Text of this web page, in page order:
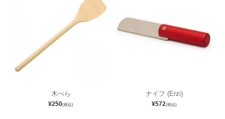
木べら
¥250(税込)
ナイフ (Erzi)
¥572(税込)